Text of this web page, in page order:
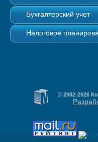
Бухгалтерский учет
Налоговое
© 2002-2026